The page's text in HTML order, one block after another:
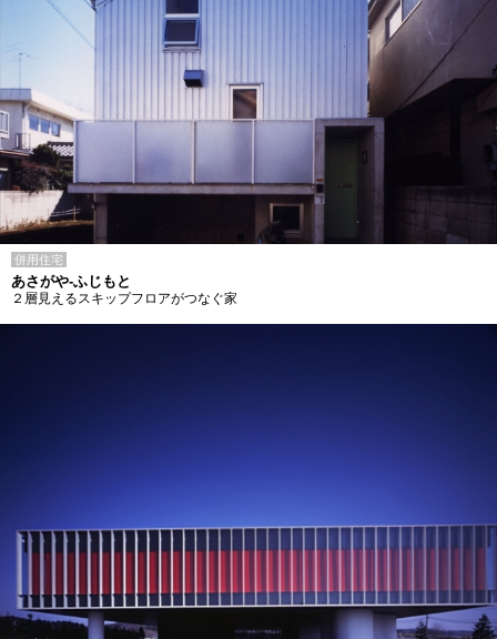
併用住宅
あさがや-ふじもと
２層見えるスキップフロアがつなぐ家